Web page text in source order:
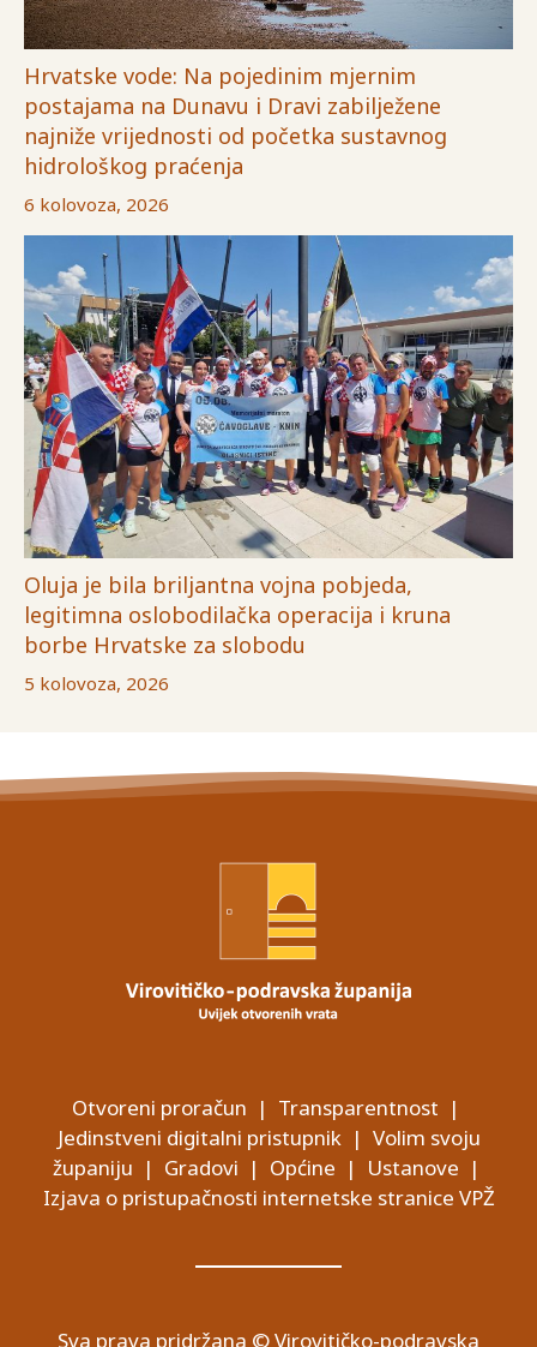
Hrvatske vode: Na pojedinim mjernim
postajama na Dunavu i Dravi zabilježene
najniže vrijednosti od početka sustavnog
hidrološkog praćenja
6 kolovoza, 2026
Oluja je bila briljantna vojna pobjeda,
legitimna oslobodilačka operacija i kruna
borbe Hrvatske za slobodu
5 kolovoza, 2026
Otvoreni proračun | Transparentnost |
Jedinstveni digitalni pristupnik| Volim svoju
županiju | Gradovi | Općine | Ustanove |
Izjava o pristupačnosti internetske stranice VPŽ
Sva prava pridržana © Virovitičko-podravska